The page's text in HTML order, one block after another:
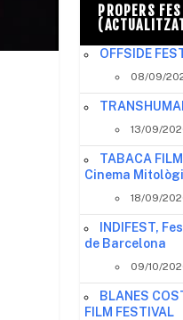
PROPERS
OFFSIDE
08/09/
13/09/
TABACA
Cinema
18/09/
INDIFEST,
de Barcelona
09/10/
BLANES
FILM FESTIVAL